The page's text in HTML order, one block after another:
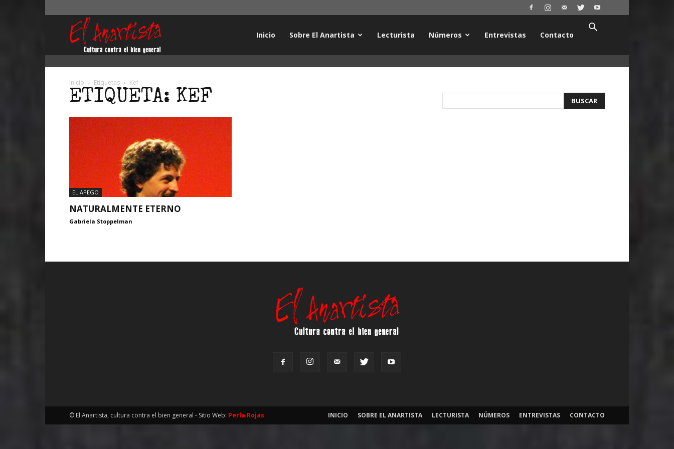
Inicio Sobre El Anartista Lecturista Números Entrevistas Contacto
Inicio Etiquetas Kef
ETIQUETA: KEF
EL APEGO
NATURALMENTE ETERNO
Gabriela Stoppelman
INICIO SOBRE EL ANARTISTA LECTURISTA NÚMEROS ENTREVISTAS CONTACTO
© El Anartista, cultura contra el bien general - Sitio Web: Perla Rojas